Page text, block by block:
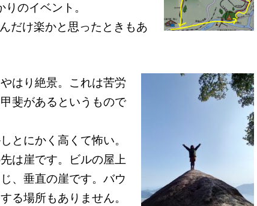
のイベント。
だけ楽かと思ったときもあ
はり絶景。これは苦労
甲斐があるというもので
とにかく高くて怖い。
は崖です。ビルの屋上
、垂直の崖です。バウ
る場所もありません。